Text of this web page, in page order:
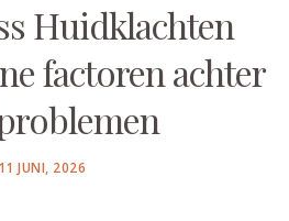
Huidklachten
factoren achter
POSTED
11 JUNI, 2026